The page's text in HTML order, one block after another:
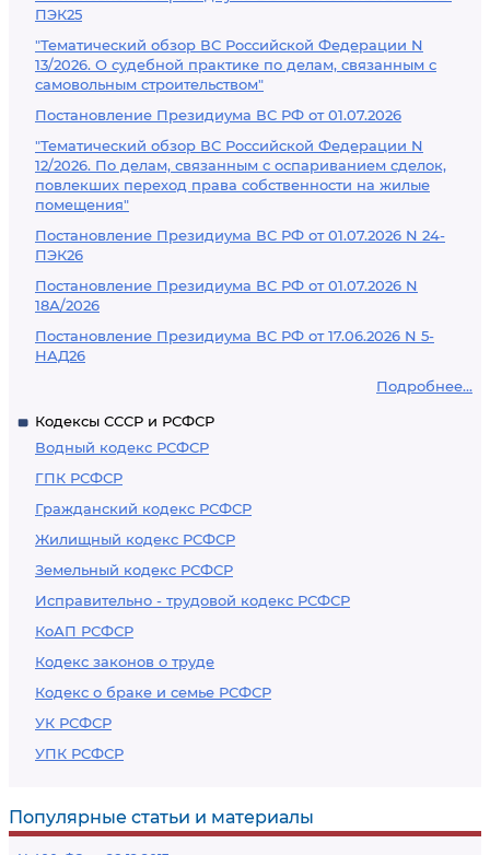
ПЭК25
"Тематический обзор ВС Российской Федерации N
13/2026. О судебной практике по делам, связанным с
самовольным строительством"
Постановление Президиума ВС РФ от 01.07.2026
"Тематический обзор ВС Российской Федерации N
12/2026. По делам, связанным с оспариванием сделок,
повлекших переход права собственности на жилые
помещения"
Постановление Президиума ВС РФ от 01.07.2026 N 24-
ПЭК26
Постановление Президиума ВС РФ от 01.07.2026 N
18А/2026
Постановление Президиума ВС РФ от 17.06.2026 N 5-
НАД26
Подробнее...
Кодексы СССР и РСФСР
Водный кодекс РСФСР
ГПК РСФСР
Гражданский кодекс РСФСР
Жилищный кодекс РСФСР
Земельный кодекс РСФСР
Исправительно - трудовой кодекс РСФСР
КоАП РСФСР
Кодекс законов о труде
Кодекс о браке и семье РСФСР
УК РСФСР
УПК РСФСР
Популярные статьи и материалы